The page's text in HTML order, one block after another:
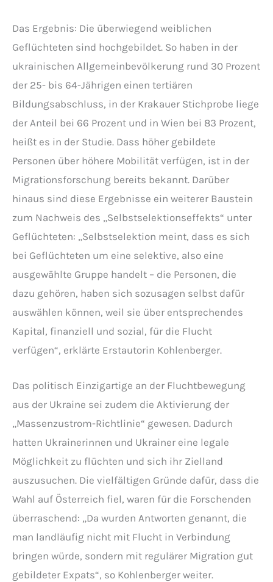
Das Ergebnis: Die überwiegend weiblichen
Geflüchteten sind hochgebildet. So haben in der
ukrainischen Allgemeinbevölkerung rund 30 Prozent
der 25- bis 64-Jährigen einen tertiären
Bildungsabschluss, in der Krakauer Stichprobe liege
der Anteil bei 66 Prozent und in Wien bei 83 Prozent,
heißt es in der Studie. Dass höher gebildete
Personen über höhere Mobilität verfügen, ist in der
Migrationsforschung bereits bekannt. Darüber
hinaus sind diese Ergebnisse ein weiterer Baustein
zum Nachweis des „Selbstselektionseffekts“ unter
Geflüchteten: „Selbstselektion meint, dass es sich
bei Geflüchteten um eine selektive, also eine
ausgewählte Gruppe handelt – die Personen, die
dazu gehören, haben sich sozusagen selbst dafür
auswählen können, weil sie über entsprechendes
Kapital, finanziell und sozial, für die Flucht
verfügen“, erklärte Erstautorin Kohlenberger.
Das politisch Einzigartige an der Fluchtbewegung
aus der Ukraine sei zudem die Aktivierung der
„Massenzustrom-Richtlinie“ gewesen. Dadurch
hatten Ukrainerinnen und Ukrainer eine legale
Möglichkeit zu flüchten und sich ihr Zielland
auszusuchen. Die vielfältigen Gründe dafür, dass die
Wahl auf Österreich fiel, waren für die Forschenden
überraschend: „Da wurden Antworten genannt, die
man landläufig nicht mit Flucht in Verbindung
bringen würde, sondern mit regulärer Migration gut
gebildeter Expats“, so Kohlenberger weiter.